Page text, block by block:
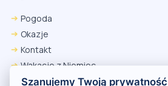
Pogoda
Okazje
Kontakt
Wakacje z Niemiec
Polityka Prywatności
Firefox
Ustawienia → Prywatność i
firm → ustaw „Zezwalaj”.
Na czas rezerwacji nie blokuj cookies i
Szanujemy Twoją